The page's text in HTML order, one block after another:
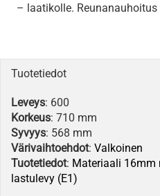
– laatikolle. Reunanauhoitus
Tuotetiedot
Leveys: 600
Korkeus: 710 mm
Syvyys: 568 mm
Värivaihtoehdot: Valkoinen
Tuotetiedot: Materiaali
lastulevy (E1)